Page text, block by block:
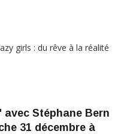
girls : du rêve à la réalité
avec Stéphane Bern
31 décembre à